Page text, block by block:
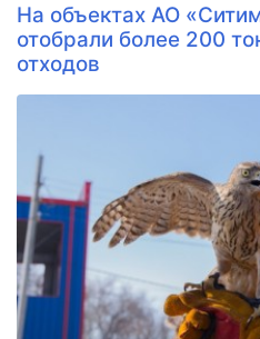
На объектах АО
отобрали более 200
отходов